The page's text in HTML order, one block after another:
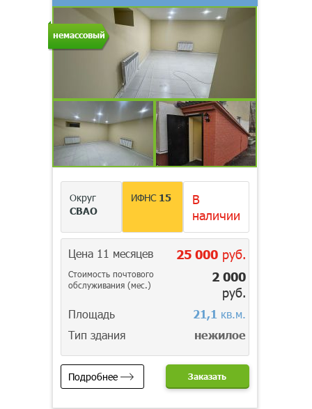
немассовый
Округ
СВАО
ИФНС 15
В
наличии
Цена 11 месяцев 25 000руб.
Стоимость почтового
обслуживания (мес.)
2 000
руб.
Площадь 21,1 кв.м.
Тип здания
нежилое
Подробнее Заказать